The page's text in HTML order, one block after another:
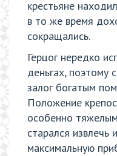
крестьяне
в то же время
сокращались.
Герцог нередко
деньгах, поэтому
залог богатым
Положение
особенно
старался извлечь
максимальную